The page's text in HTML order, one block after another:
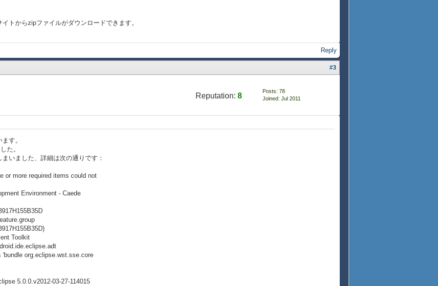
トからzipファイルがダウンロードできます。
Reply
#3
Reputation: 8
Posts: 78
Joined: Jul 2011
す。
した。
いました、詳細は次の通りです：
or more required items could not
Environment - Caede
Toolkit
'bundle org.eclipse.wst.sse.core
5.0.0.v2012-03-27-114015